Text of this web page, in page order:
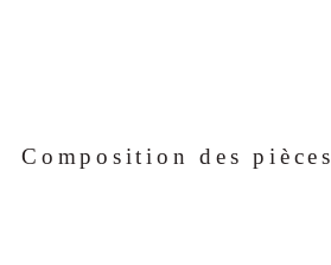
Composition des pièces